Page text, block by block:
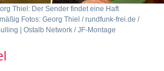
Thiel: Der Sender findet eine Haft
Fotos: Georg Thiel / rundfunk-frei.de /
| Ostalb Network / JF-Montage